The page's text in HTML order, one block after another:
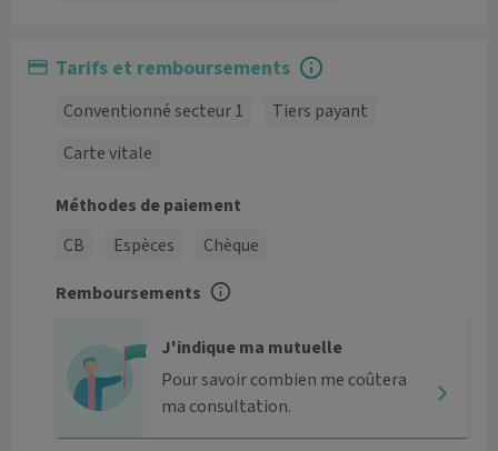
Tarifs et remboursements
Conventionné secteur 1
Tiers payant
Carte vitale
Méthodes de paiement
CB
Espèces
Chèque
Remboursements
J'indique ma mutuelle
Pour savoir combien me coûtera
ma consultation.